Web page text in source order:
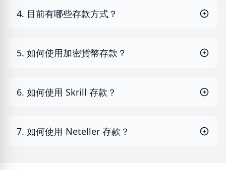
4. 目前有哪些存款方式？
5. 如何使用加密貨幣存款？
6. 如何使用 Skrill 存款？
7. 如何使用 Neteller 存款？